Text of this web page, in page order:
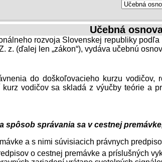
Učebná
rozvoja Slovenskej republiky
z. (ďalej len „zákon“), vydáva učebnú
do doškoľovacieho kurzu
kurz vodičov sa skladá z výučby teórie
spôsob správania sa v cestnej
a s nimi súvisiacich právnych
o cestnej premávke a príslušných